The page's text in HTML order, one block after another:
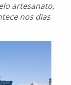
artesanato,
nos dias